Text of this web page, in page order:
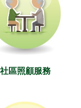
社區照顧服務